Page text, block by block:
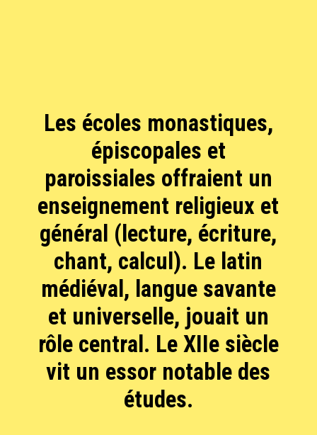
Les écoles monastiques,
épiscopales et
paroissiales offraient un
enseignement religieux et
général (lecture, écriture,
chant, calcul). Le latin
médiéval, langue savante
et universelle, jouait un
rôle central. Le XIIe siècle
vit un essor notable des
études.